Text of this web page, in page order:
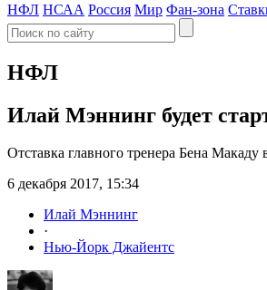
НФЛ НСАА Россия Мир Фан-зона
НФЛ
Илай Мэннинг будет
Отставка главного тренера Бена
6 декабря 2017, 15:34
Илай Мэннинг
·
Нью-Йорк Джайентс